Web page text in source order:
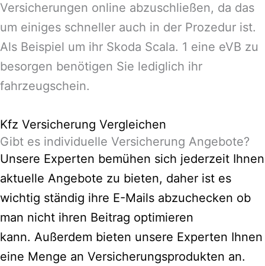
Versicherungen online abzuschließen, da das
um einiges schneller auch in der Prozedur ist.
Als Beispiel um ihr Skoda Scala. 1 eine eVB zu
besorgen benötigen Sie lediglich ihr
fahrzeugschein.
Kfz Versicherung Vergleichen
Gibt es individuelle Versicherung Angebote?
Unsere Experten bemühen sich jederzeit Ihnen
aktuelle Angebote zu bieten, daher ist es
wichtig ständig ihre E-Mails abzuchecken ob
man nicht ihren Beitrag optimieren
kann. Außerdem bieten unsere Experten Ihnen
eine Menge an Versicherungsprodukten an.